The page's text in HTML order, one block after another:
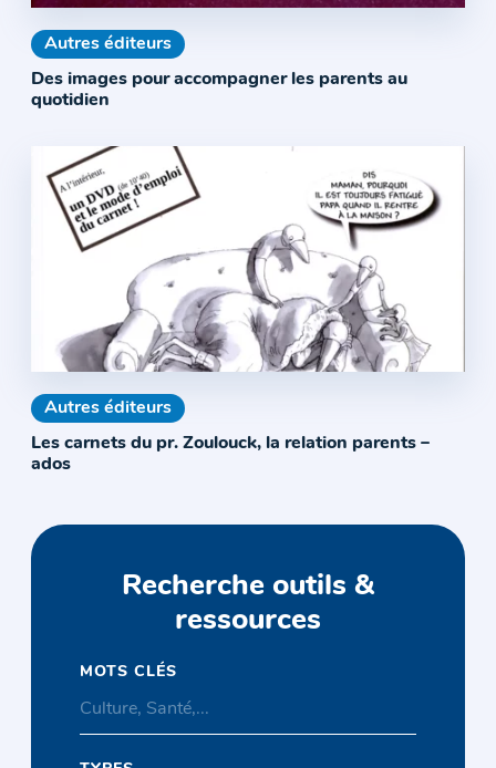
Autres éditeurs
Des images pour accompagner les parents au
quotidien
Autres éditeurs
Les carnets du pr. Zoulouck, la relation parents –
ados
Recherche outils &
ressources
MOTS CLÉS